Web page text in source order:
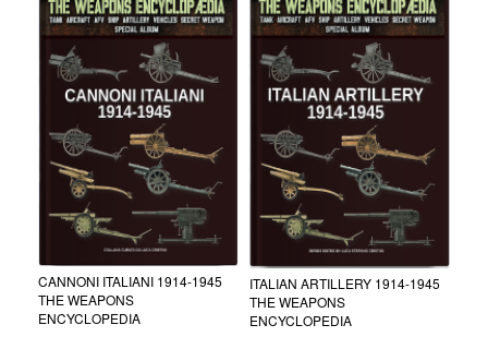
CANNONI ITALIANI 1914-1945
THE WEAPONS
ENCYCLOPEDIA
ITALIAN ARTILLERY 1914-1945
THE WEAPONS
ENCYCLOPEDIA